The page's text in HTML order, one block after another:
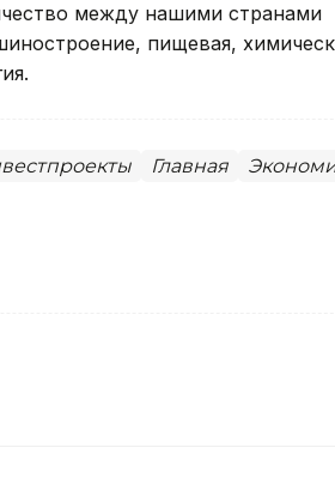
между нашими странами
пищевая,
Главная